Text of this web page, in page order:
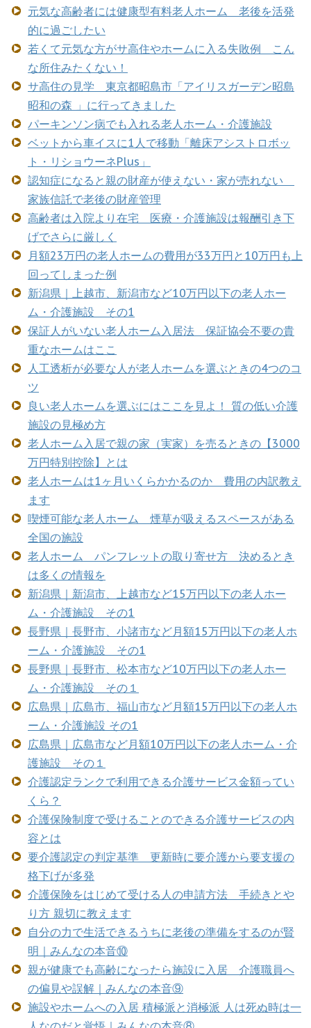
元気な高齢者には健康型有料老人ホーム 老後を活発
的に過ごしたい
若くて元気な方がサ高住やホームに入る失敗例 こん
な所住みたくない！
サ高住の見学 東京都昭島市「アイリスガーデン昭島
昭和の森 」に行ってきました
パーキンソン病でも入れる老人ホーム・介護施設
ベットから車イスに1人で移動「離床アシストロボッ
ト・リショウーネPlus」
認知症になると親の財産が使えない・家が売れない
家族信託で老後の財産管理
高齢者は入院より在宅 医療・介護施設は報酬引き下
げでさらに厳しく
月額23万円の老人ホームの費用が33万円と10万円も上
回ってしまった例
新潟県｜上越市、新潟市など10万円以下の老人ホー
ム・介護施設 その1
保証人がいない老人ホーム入居法 保証協会不要の貴
重なホームはここ
人工透析が必要な人が老人ホームを選ぶときの4つのコ
ツ
良い老人ホームを選ぶにはここを見よ！ 質の低い介護
施設の見極め方
老人ホーム入居で親の家（実家）を売るときの【3000
万円特別控除】とは
老人ホームは1ヶ月いくらかかるのか 費用の内訳教え
ます
喫煙可能な老人ホーム 煙草が吸えるスペースがある
全国の施設
老人ホーム パンフレットの取り寄せ方 決めるとき
は多くの情報を
新潟県｜新潟市、上越市など15万円以下の老人ホー
ム・介護施設 その1
長野県｜長野市、小諸市など月額15万円以下の老人ホ
ーム・介護施設 その1
長野県｜長野市、松本市など10万円以下の老人ホー
ム・介護施設 その１
広島県｜広島市、福山市など月額15万円以下の老人ホ
ーム・介護施設 その1
広島県｜広島市など月額10万円以下の老人ホーム・介
護施設 その１
介護認定ランクで利用できる介護サービス金額ってい
くら？
介護保険制度で受けることのできる介護サービスの内
容とは
要介護認定の判定基準 更新時に要介護から要支援の
格下げが多発
介護保険をはじめて受ける人の申請方法 手続きとや
り方 親切に教えます
自分の力で生活できるうちに老後の準備をするのが賢
明｜みんなの本音⑩
親が健康でも高齢になったら施設に入居 介護職員へ
の偏見や誤解｜みんなの本音⑨
施設やホームへの入居 積極派と消極派 人は死ぬ時は一